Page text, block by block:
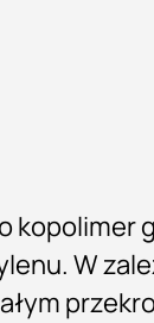
kopolimer
W